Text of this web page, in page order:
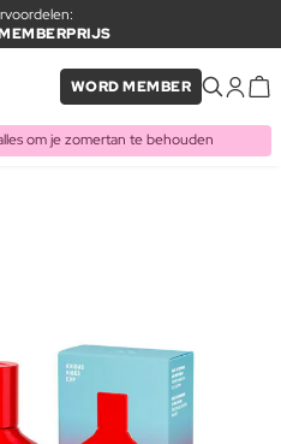
WORD MEMBER
om je zomertan te behouden
AAN